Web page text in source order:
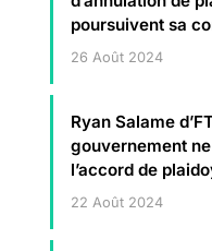
poursuivent sa
26 Août 2024
Ryan Salame
gouvernement
l’accord de
22 Août 2024